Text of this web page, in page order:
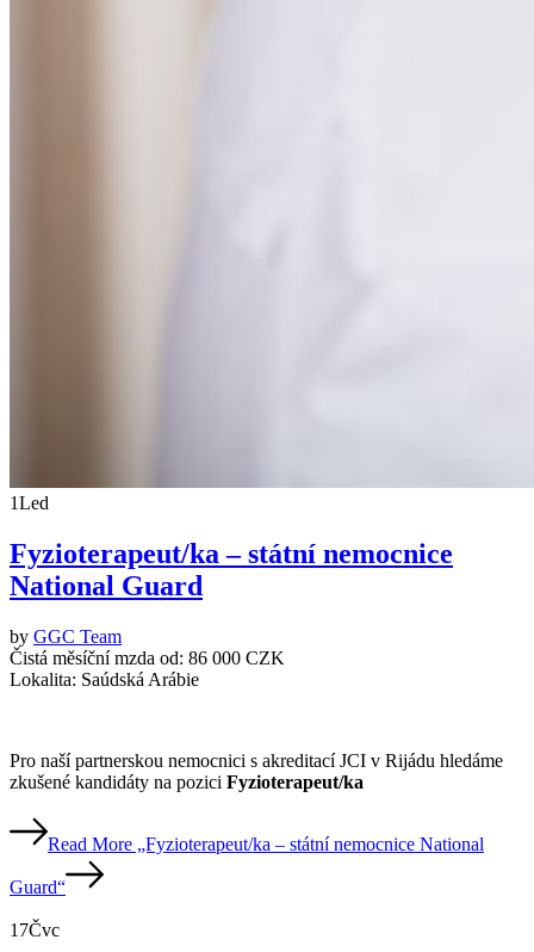
1Led
Fyzioterapeut/ka – státní nemocnice
National Guard
by GGC Team
Čistá měsíční mzda od: 86 000 CZK
Lokalita: Saúdská Arábie
Pro naší partnerskou nemocnici s akreditací JCI v Rijádu hledáme
zkušené kandidáty na pozici Fyzioterapeut/ka
Read More „Fyzioterapeut/ka – státní nemocnice National
Guard“
17Čvc